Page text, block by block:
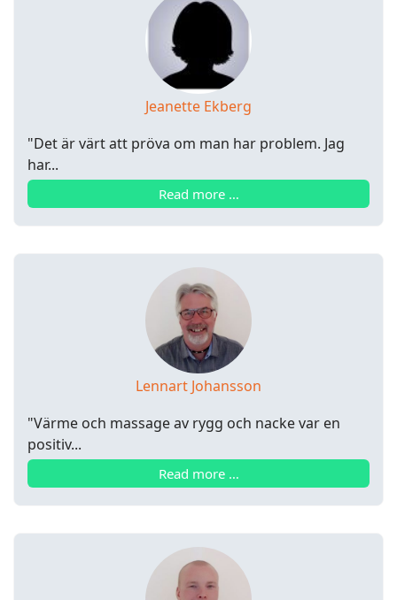
Jeanette Ekberg
"Det är värt att pröva om man har problem. Jag
har...
Read more …
Lennart Johansson
"Värme och massage av rygg och nacke var en
positiv...
Read more …